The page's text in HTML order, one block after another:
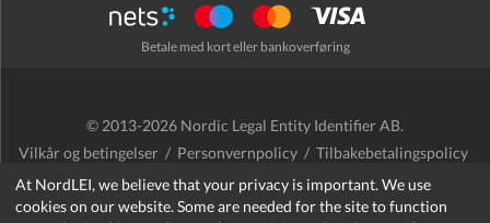
At NordLEI, we believe that your privacy is important. We use
cookies on our website. Some are needed for the site to function
Betale med kort eller bankoverføring
© 2013-2026 Nordic Legal Entity Identifier AB.
Vilkår og betingelser / Personvernpolicy / Tilbakebetalingspolicy
/ Cookies